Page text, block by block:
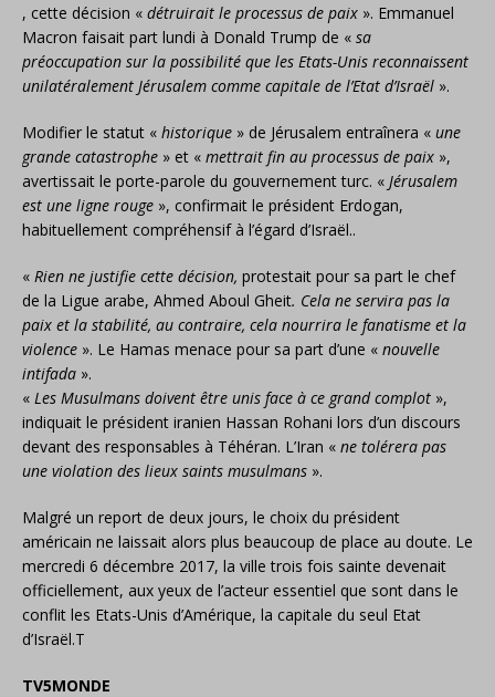
, cette décision « détruirait le processus de paix ». Emmanuel
Macron faisait part lundi à Donald Trump de « sa
préoccupation sur la possibilité que les Etats-Unis reconnaissent
unilatéralement Jérusalem comme capitale de l’Etat d’Israël ».
Modifier le statut « historique » de Jérusalem entraînera « une
grande catastrophe » et « mettrait fin au processus de paix »,
avertissait le porte-parole du gouvernement turc. « Jérusalem
est une ligne rouge », confirmait le président Erdogan,
habituellement compréhensif à l’égard d’Israël..
« Rien ne justifie cette décision, protestait pour sa part le chef
de la Ligue arabe, Ahmed Aboul Gheit. Cela ne servira pas la
paix et la stabilité, au contraire, cela nourrira le fanatisme et la
violence ». Le Hamas menace pour sa part d’une « nouvelle
intifada ».
« Les Musulmans doivent être unis face à ce grand complot »,
indiquait le président iranien Hassan Rohani lors d’un discours
devant des responsables à Téhéran. L’Iran « ne tolérera pas
une violation des lieux saints musulmans ».
Malgré un report de deux jours, le choix du président
américain ne laissait alors plus beaucoup de place au doute. Le
mercredi 6 décembre 2017, la ville trois fois sainte devenait
officiellement, aux yeux de l’acteur essentiel que sont dans le
conflit les Etats-Unis d’Amérique, la capitale du seul Etat
d’Israël.T
TV5MONDE